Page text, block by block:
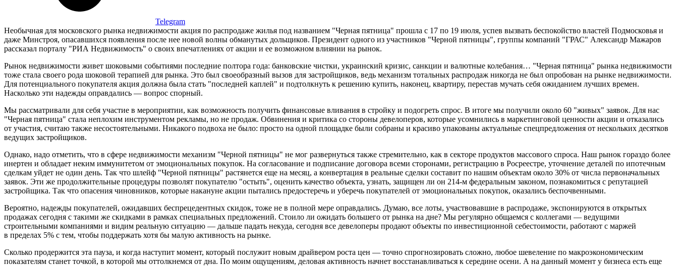
Telegram
Необычная для московского рынка недвижимости акция по распродаже жилья под названием "Черная пятница" прошла с 17 по 19 июля, успев вызвать беспокойство властей Подмосковья и
даже Минстроя, опасавшихся появления после нее новой волны обманутых дольщиков. Президент одного из участников "Черной пятницы", группы компаний "ГРАС" Александр Мажаров
рассказал порталу "РИА Недвижимость" о своих впечатлениях от акции и ее возможном влиянии на рынок.
Рынок недвижимости живет шоковыми событиями последние полтора года: банковские чистки, украинский кризис, санкции и валютные колебания… "Черная пятница" рынка недвижимости
тоже стала своего рода шоковой терапией для рынка. Это был своеобразный вызов для застройщиков, ведь механизм тотальных распродаж никогда не был опробован на рынке недвижимости.
Для потенциального покупателя акция должна была стать "последней каплей" и подтолкнуть к решению купить, наконец, квартиру, перестав мучать себя ожиданием лучших времен.
Насколько эти надежды оправдались — вопрос спорный.
Мы рассматривали для себя участие в мероприятии, как возможность получить финансовые вливания в стройку и подогреть спрос. В итоге мы получили около 60 "живых" заявок. Для нас
"Черная пятница" стала неплохим инструментом рекламы, но не продаж. Обвинения и критика со стороны девелоперов, которые усомнились в маркетинговой ценности акции и отказались
от участия, считаю также несостоятельными. Никакого подвоха не было: просто на одной площадке были собраны и красиво упакованы актуальные спецпредложения от нескольких десятков
ведущих застройщиков.
Однако, надо отметить, что в сфере недвижимости механизм "Черной пятницы" не мог развернуться также стремительно, как в секторе продуктов массового спроса. Наш рынок гораздо более
инертен и обладает неким иммунитетом от эмоциональных покупок. На согласование и подписание договора всеми сторонами, регистрацию в Росреестре, уточнение деталей по ипотечным
сделкам уйдет не один день. Так что шлейф "Черной пятницы" растянется еще на месяц, а конвертация в реальные сделки составит по нашим объектам около 30% от числа первоначальных
заявок. Эти же продолжительные процедуры позволят покупателю "остыть", оценить качество объекта, узнать, защищен ли он 214-м федеральным законом, познакомиться с репутацией
застройщика. Так что опасения чиновников, которые накануне акции пытались предостеречь и уберечь покупателей от эмоциональных покупок, оказались беспочвенными.
Вероятно, надежды покупателей, ожидавших беспрецедентных скидок, тоже не в полной мере оправдались. Думаю, все лоты, участвовавшие в распродаже, экспонируются в открытых
продажах сегодня с такими же скидками в рамках специальных предложений. Стоило ли ожидать большего от рынка на дне? Мы регулярно общаемся с коллегами — ведущими
строительными компаниями и видим реальную ситуацию — дальше падать некуда, сегодня все девелоперы продают объекты по инвестиционной себестоимости, работают с маржей
в пределах 5% с тем, чтобы поддержать хотя бы малую активность на рынке.
Сколько продержится эта пауза, и когда наступит момент, который послужит новым драйвером роста цен — точно спрогнозировать сложно, любое шевеление по макроэкономическим
показателям станет точкой, в которой мы оттолкнемся от дна. По моим ощущениям, деловая активность начнет восстанавливаться к середине осени. А на данный момент у бизнеса есть еще